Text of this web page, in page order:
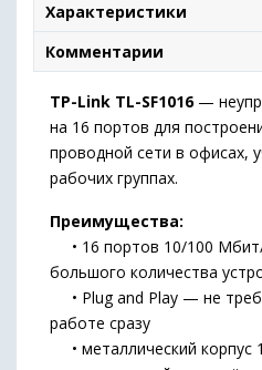
Характеристики
Комментарии
TP-Link TL-SF1016—
на 16 портов для
проводной сети в офисах,
рабочих группах.
Преимущества:
• 16 портов 10/100
большого количества
• Plug and Play — не
работе сразу
• металлический корпус